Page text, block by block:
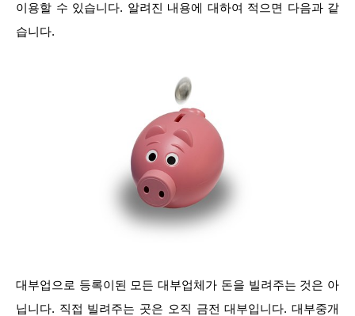
이용할 수 있습니다. 알려진 내용에 대하여 적으면 다음과 같
습니다.
대부업으로 등록이된 모든 대부업체가 돈을 빌려주는 것은 아
닙니다. 직접 빌려주는 곳은 오직 금전 대부입니다. 대부중개